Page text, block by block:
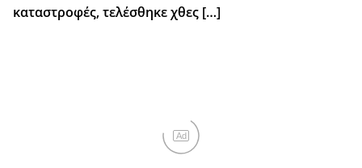
καταστροφές, τελέσθηκε χθες […]
Ad